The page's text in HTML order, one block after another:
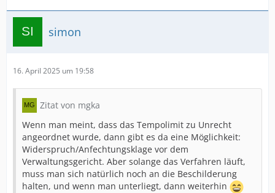
simon
16. April 2025 um 19:58
Zitat von mgka
Wenn man meint, dass das Tempolimit zu Unrecht
angeordnet wurde, dann gibt es da eine Möglichkeit:
Widerspruch/Anfechtungsklage vor dem
Verwaltungsgericht. Aber solange das Verfahren läuft,
muss man sich natürlich noch an die Beschilderung
halten, und wenn man unterliegt, dann weiterhin